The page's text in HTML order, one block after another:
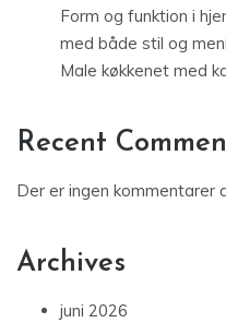
Form og funktion i
med både stil og
Male køkkenet med
Recent
Der er ingen kommentarer
Archives
juni 2026